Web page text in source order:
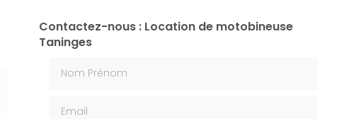
Contactez-nous : Location de motobineuse
Taninges